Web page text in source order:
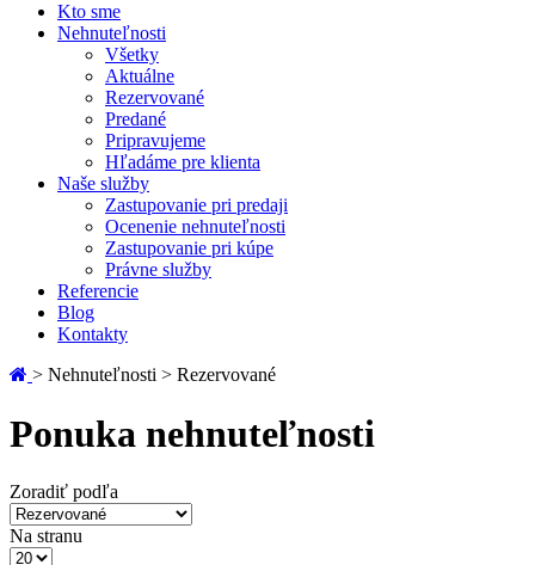
Kto sme
Nehnuteľnosti
Všetky
Aktuálne
Rezervované
Predané
Pripravujeme
Hľadáme pre klienta
Naše služby
Zastupovanie pri predaji
Ocenenie nehnuteľnosti
Zastupovanie pri kúpe
Právne služby
Referencie
Blog
Kontakty
> Nehnuteľnosti > Rezervované
Ponuka nehnuteľnosti
Zoradiť podľa
Na stranu